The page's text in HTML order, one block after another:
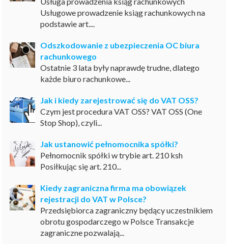
Usługowe prowadzenie ksiąg rachunkowych na
podstawie art....
Odszkodowanie z ubezpieczenia OC biura
rachunkowego
Ostatnie 3 lata były naprawdę trudne, dlatego
każde biuro rachunkowe...
Jak i kiedy zarejestrować się do VAT OSS?
Czym jest procedura VAT OSS? VAT OSS (One
Stop Shop), czyli...
Jak ustanowić pełnomocnika spółki?
Pełnomocnik spółki w trybie art. 210 ksh
Posiłkując się art. 210...
Kiedy zagraniczna firma ma obowiązek
rejestracji do VAT w Polsce?
Przedsiębiorca zagraniczny będący uczestnikiem
obrotu gospodarczego w Polsce Transakcje
zagraniczne pozwalają...